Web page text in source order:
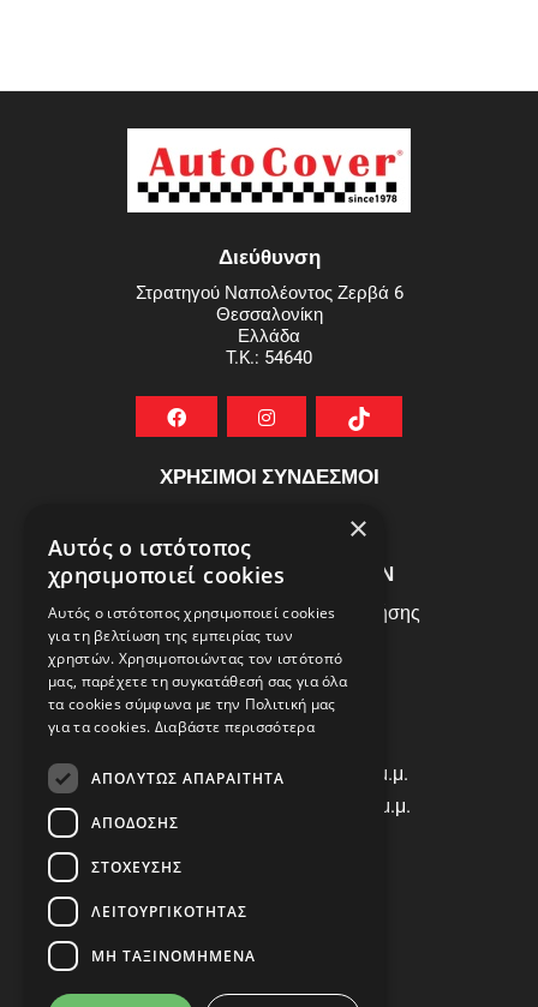
Διεύθυνση
Στρατηγού Ναπολέοντος Ζερβά 6
Θεσσαλονίκη
Ελλάδα
T.K.: 54640
ΧΡΗΣΙΜΟΙ ΣΥΝΔΕΣΜΟΙ
ΕΞΥΠΗΡΕΤΗΣΗ ΠΕΛΑΤΩΝ
Πολιτική Δεδομένων - Όροι Χρήσης
Πολιτική Επιστροφών
Όροι Χρήσης
ΩΡΑΡΙΟ ΛΕΙΤΟΥΡΓΙΑΣ
Δ | Τ | Τ | Π: 8:00 π.μ. - 18:00 μ.μ.
Παρασκευή: 8:00 π.μ. - 14:00 μ.μ.
Viber: 698 456 9068
E-mail: info@autocover.gr
×
Αυτός ο ιστότοπος
χρησιμοποιεί cookies
Αυτός ο ιστότοπος χρησιμοποιεί cookies
για τη βελτίωση της εμπειρίας των
χρηστών. Χρησιμοποιώντας τον ιστότοπό
μας, παρέχετε τη συγκατάθεσή σας για όλα
τα cookies σύμφωνα με την Πολιτική μας
για τα cookies. Διαβάστε περισσότερα
ΑΠΟΛΎΤΩΣ ΑΠΑΡΑΊΤΗΤΑ
ΑΠΌΔΟΣΗΣ
ΣΤΌΧΕΥΣΗΣ
ΛΕΙΤΟΥΡΓΙΚΌΤΗΤΑΣ
ΜΗ ΤΑΞΙΝΟΜΗΜΈΝΑ